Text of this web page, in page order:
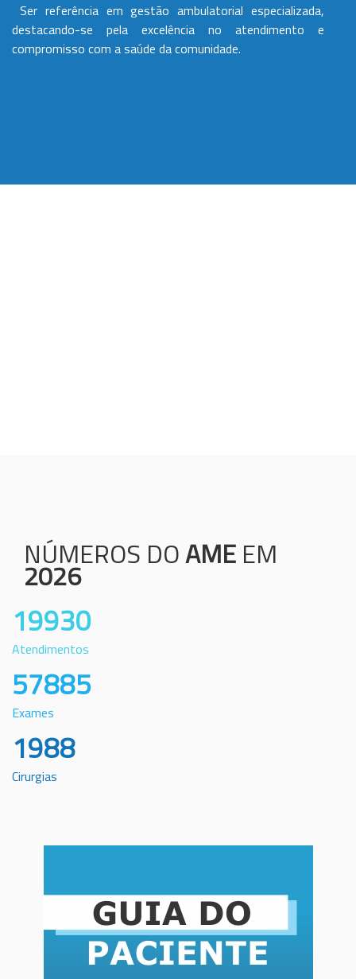
Ser referência em gestão ambulatorial especializada,
destacando-se pela excelência no atendimento e
compromisso com a saúde da comunidade.
NÚMEROS DOAME EM
2026
19930
Atendimentos
57885
Exames
1988
Cirurgias